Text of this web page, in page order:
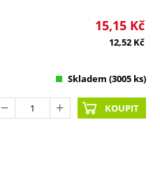
15,15 Kč
12,52 Kč
Skladem (3005 ks)
KOUPIT